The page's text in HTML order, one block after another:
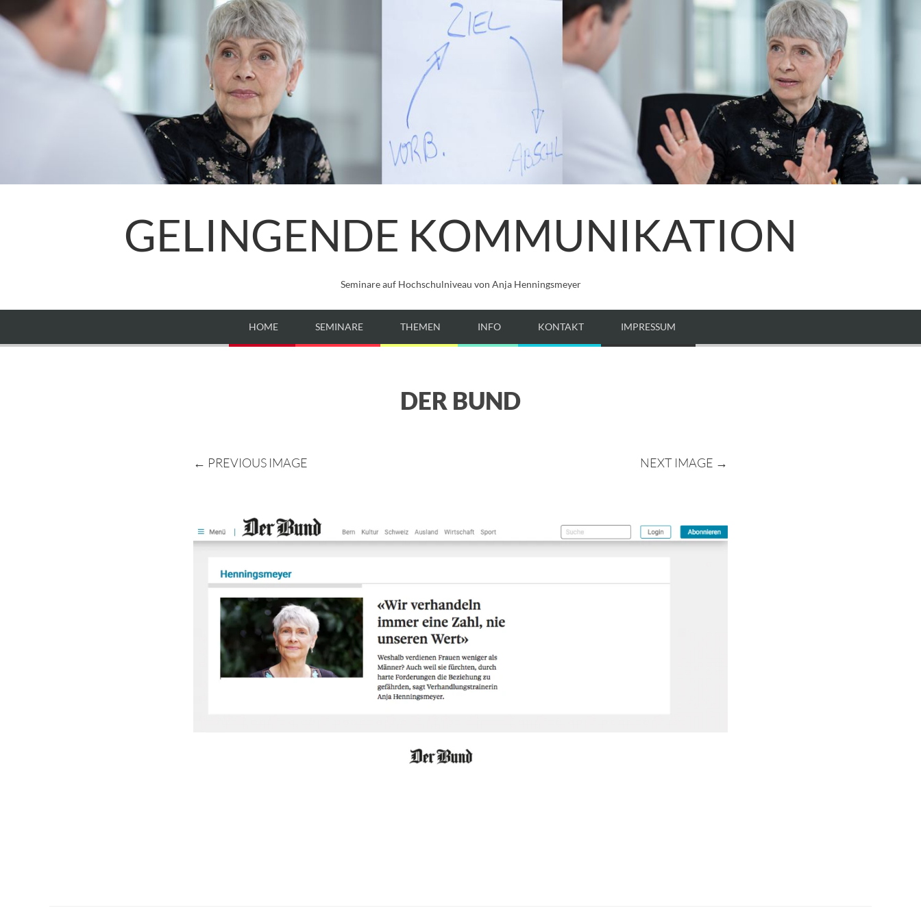
GELINGENDE KOMMUNIKATION
Seminare auf Hochschulniveau von Anja Henningsmeyer
HOME SEMINARE THEMEN INFO KONTAKT IMPRESSUM
DER BUND
← PREVIOUS IMAGE NEXT IMAGE →